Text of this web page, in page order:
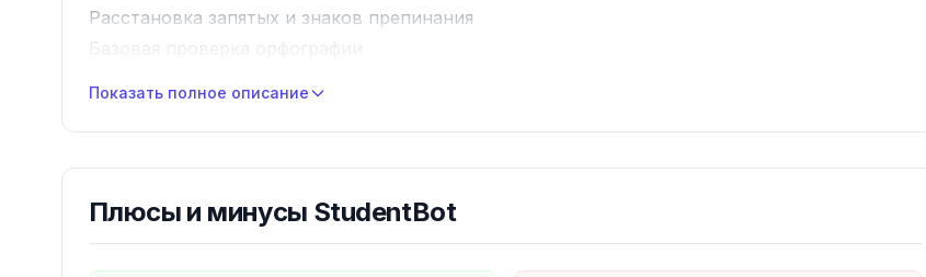
Расстановка запятых и знаков препинания
Базовая проверка орфографии
Советы по оформлению работ
Шаблоны типовых разделов
Рекомендации по академическому стилю
Показать полное описание
Плюсы и минусы StudentBot